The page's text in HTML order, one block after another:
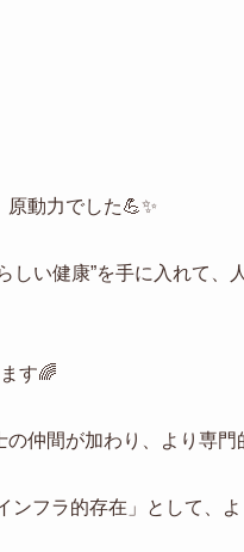
動力でした💪✨
しい健康”を手に入れて、
す🌈
仲間が加わり、より専
フラ的存在」として、